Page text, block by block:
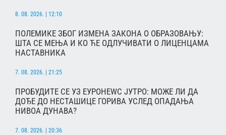
8. 08. 2026. | 12:10
ПОЛЕМИКЕ ЗБОГ ИЗМЕНА ЗАКОНА О ОБРАЗОВАЊУ:
ШТА СЕ МЕЊА И КО ЋЕ ОДЛУЧИВАТИ О ЛИЦЕНЦАМА
НАСТАВНИКА
7. 08. 2026. | 21:25
ПРОБУДИТЕ СЕ УЗ ЕУРОНЕWС ЈУТРО: МОЖЕ ЛИ ДА
ДОЂЕ ДО НЕСТАШИЦЕ ГОРИВА УСЛЕД ОПАДАЊА
НИВОА ДУНАВА?
7. 08. 2026. | 20:36